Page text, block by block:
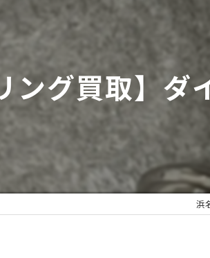
ング買取】
浜